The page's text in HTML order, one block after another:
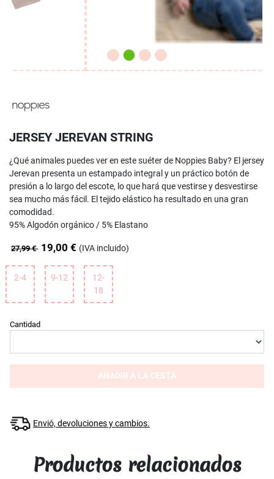
JERSEY JEREVAN STRING
¿Qué animales puedes ver en este suéter de Noppies Baby? El jersey
Jerevan presenta un estampado integral y un práctico botón de
presión a lo largo del escote, lo que hará que vestirse y desvestirse
sea mucho más fácil. El tejido elástico ha resultado en una gran
comodidad.
95% Algodón orgánico / 5% Elastano
27,99 € 19,00 € (IVA incluido)
2-4 9-12
12-
18
Cantidad
AÑADIR A LA CESTA
Envió, devoluciones y cambios.
Productos relacionados